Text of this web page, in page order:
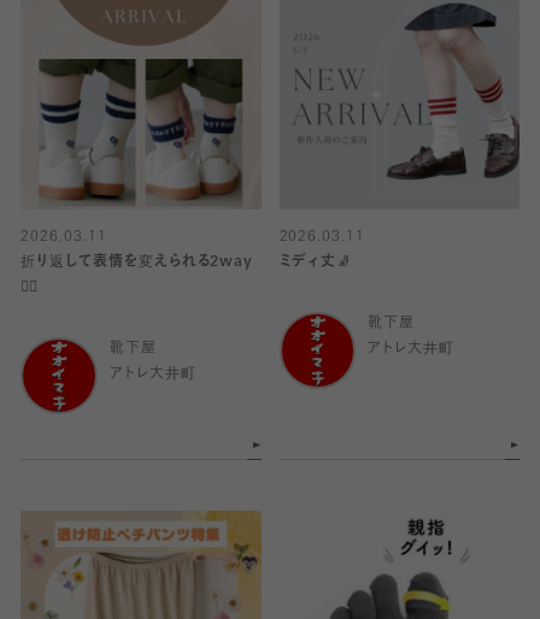
2026.03.11
折り返して表情を変えられる2way
✌🏻
靴下屋
アトレ大井町
2026.03.11
ミディ丈🧦
靴下屋
アトレ大井町